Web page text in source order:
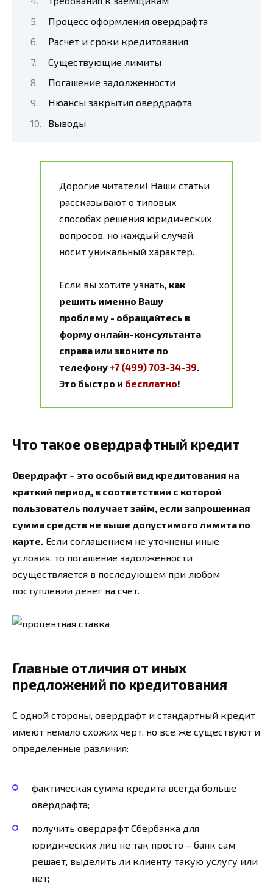
Процесс оформления овердрафта
Расчет и сроки кредитования
Существующие лимиты
Погашение задолженности
Нюансы закрытия овердрафта
Выводы
Дорогие читатели! Наши статьи
рассказывают о типовых
способах решения юридических
вопросов, но каждый случай
носит уникальный характер.
Если вы хотите узнать, как
решить именно Вашу
проблему - обращайтесь в
форму онлайн-консультанта
справа или звоните по
телефону+7 (499) 703-34-39.
Это быстро и бесплатно!
Что такое овердрафтный кредит
Овердрафт – это особый вид кредитования на
краткий период, в соответствии с которой
пользователь получает займ, если запрошенная
сумма средств не выше допустимого лимита по
карте. Если соглашением не уточнены иные
условия, то погашение задолженности
осуществляется в последующем при любом
поступлении денег на счет.
Главные отличия от иных
предложений по кредитования
С одной стороны, овердрафт и стандартный кредит
имеют немало схожих черт, но все же существуют и
определенные различия:
фактическая сумма кредита всегда больше
овердрафта;
получить овердрафт Сбербанка для
юридических лиц не так просто – банк сам
решает, выделить ли клиенту такую услугу или
нет;